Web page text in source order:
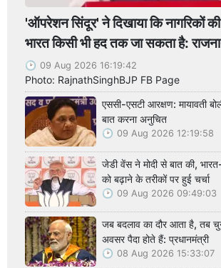
'ऑपरेशन सिंदूर' ने दिखाया कि नागरिकों
भारत किसी भी हद तक जा सकता है:
09 Aug 2026 16:19:42
Photo: RajnathSinghBJP FB Page
एससी-एसटी आरक्षण: मायावती
बात करना अनुचित
09 Aug 2026 12:19:58
जेडी वेंस ने मोदी से बात की,
को बढ़ाने के तरीकों पर हुई चर्चा
09 Aug 2026 09:49:03
जब बदलाव का दौर आता है, तब
अवसर पैदा होते हैं: प्रधानमंत्री
08 Aug 2026 15:33:07